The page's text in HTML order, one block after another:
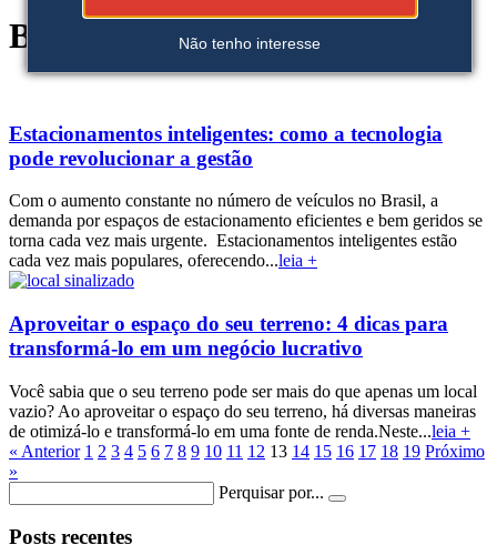
Não tenho interesse
Blog
Estacionamentos inteligentes: como a tecnologia
pode revolucionar a gestão
Com o aumento constante no número de veículos no Brasil, a
demanda por espaços de estacionamento eficientes e bem geridos se
torna cada vez mais urgente. Estacionamentos inteligentes estão
cada vez mais populares, oferecendo...leia +
Aproveitar o espaço do seu terreno: 4 dicas para
transformá-lo em um negócio lucrativo
Você sabia que o seu terreno pode ser mais do que apenas um local
vazio? Ao aproveitar o espaço do seu terreno, há diversas maneiras
de otimizá-lo e transformá-lo em uma fonte de renda.Neste...leia +
« Anterior 1 2 3 4 5 6 7 8 9 10 11 12 13 14 15 16 17 18 19 Próximo
»
Perquisar por...
Posts recentes